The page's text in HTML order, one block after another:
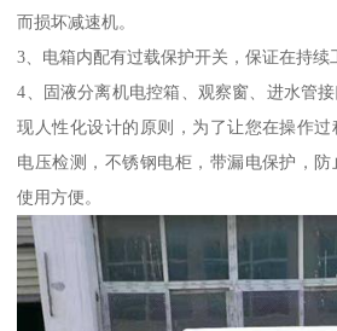
而损坏减速机。
3、电箱内配有过载保护开关，保证在持续
4、固液分离机电控箱、观察窗、进水管
现人性化设计的原则，为了让您在操作
电压检测，不锈钢电柜，带漏电保护，防
使用方便。